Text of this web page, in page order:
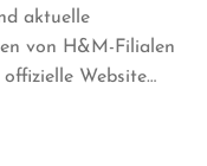
aktuelle
von H&M-Filialen
Website…